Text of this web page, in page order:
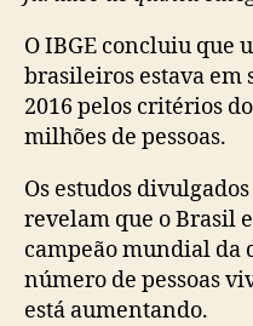
O IBGE concluiu que
brasileiros estava em
2016 pelos critérios
milhões de pessoas.
Os estudos
revelam que o Brasil
campeão mundial da
número de pessoas
está aumentando.